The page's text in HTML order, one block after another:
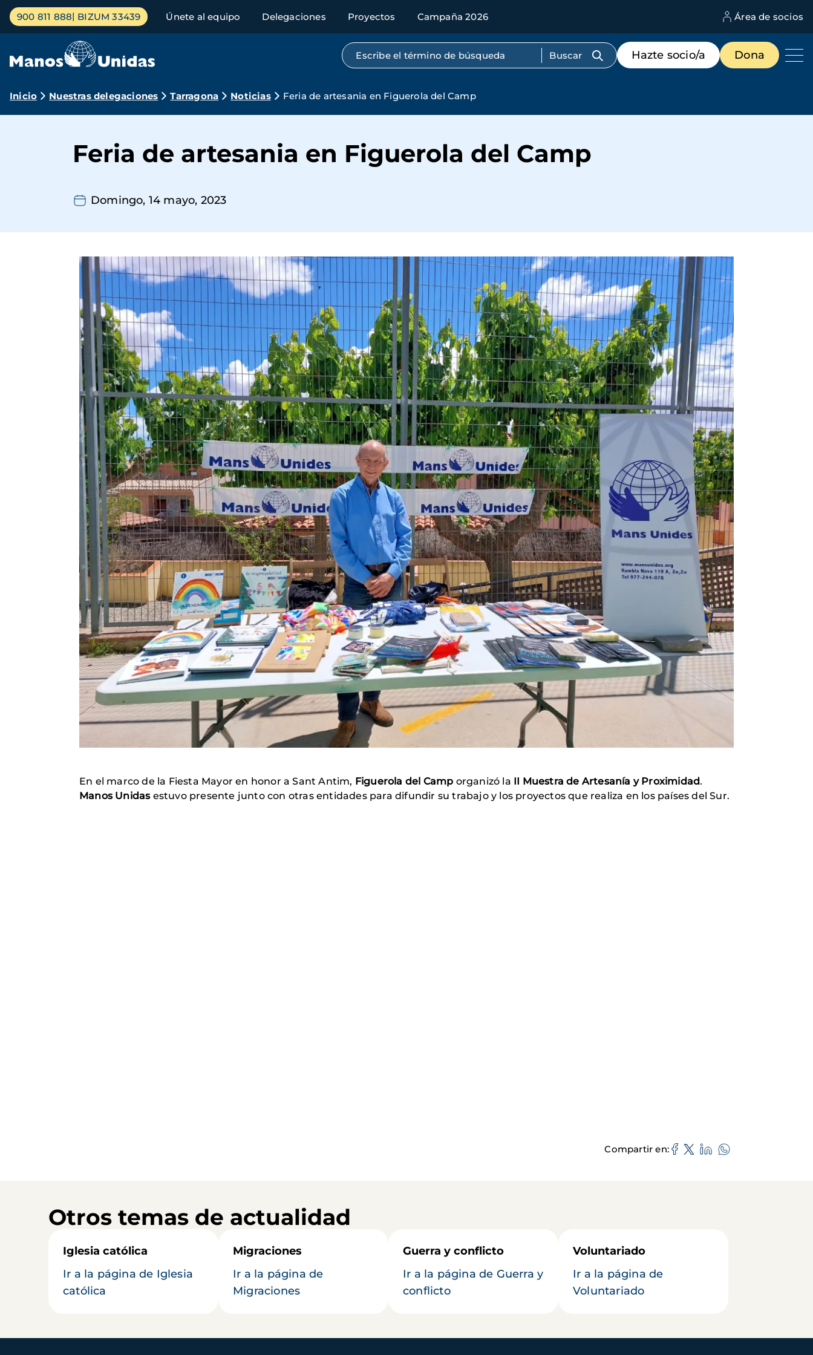
Pasar
contenido
Menú
principal
900 811 888 BIZUM 33439 Únete al equipo Delegaciones Proyectos Campaña 2026 Área de socios
Búsqueda por texto completo
Menú
de
destacados
Hazte socio/a Dona
Ruta
navegación
Inicio Nuestras delegaciones Tarragona Noticias Feria de artesania en Figuerola del Camp
Feria de artesania en Figuerola del Camp
Domingo, 14 mayo, 2023
En el marco de la Fiesta Mayor en honor a Sant Antim, Figuerola del Camp organizó la II Muestra de Artesanía y Proximidad.
Manos Unidasestuvo presente junto con otras entidades para difundir su trabajo y los proyectos que realiza en los países del Sur.
Compartir en
Otros temas de actualidad
Iglesia católica
Ir a la página de Iglesia
católica
Migraciones
Ir a la página de
Migraciones
Guerra y conflicto
Ir a la página de Guerra y
conflicto
Voluntariado
Ir a la página de
Voluntariado